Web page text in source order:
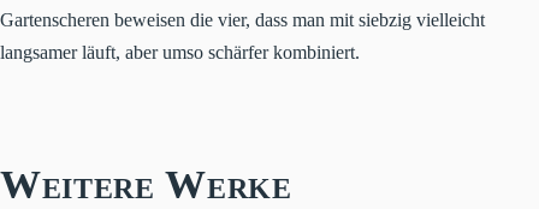
Gartenscheren beweisen die vier, dass man mit siebzig vielleicht
langsamer läuft, aber umso schärfer kombiniert.
Weitere Werke